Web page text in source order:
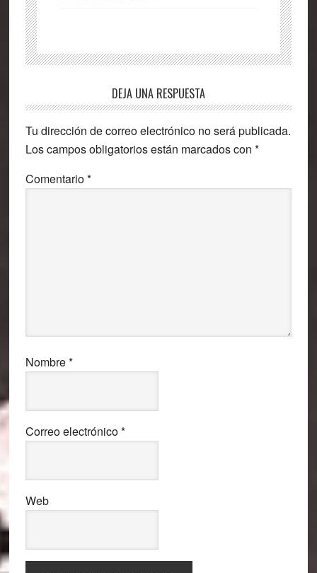
Interacciones
con
los
lectores
DEJA UNA RESPUESTA
Tu dirección de correo electrónico no será publicada.
Los campos obligatorios están marcados con *
Comentario*
Nombre*
Correo electrónico*
Web